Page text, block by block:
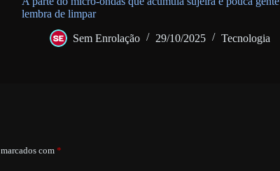
lembra de limpar
Sem Enrolação 29/10/2025 Tecnologia
com *